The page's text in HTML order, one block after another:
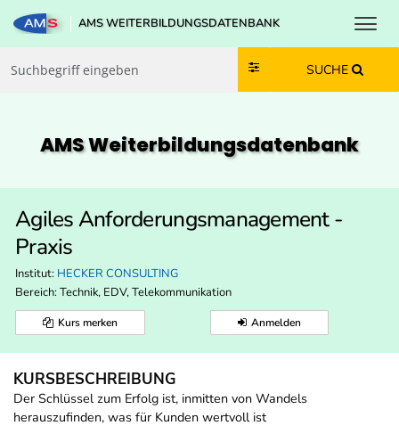
Zum Inhalt springen
Zum Navmenü springen
Zur Suche springen
Zur Footer springen
AMS WEITERBILDUNGSDATENBANK
SUCHE
AMS Weiterbildungs­datenbank
Agiles Anforderungsmanagement -
Praxis
Institut: HECKER CONSULTING
Bereich: Technik, EDV, Telekommunikation
Kurs merken Anmelden
KURSBESCHREIBUNG
Der Schlüssel zum Erfolg ist, inmitten von Wandels
herauszufinden, was für Kunden wertvoll ist